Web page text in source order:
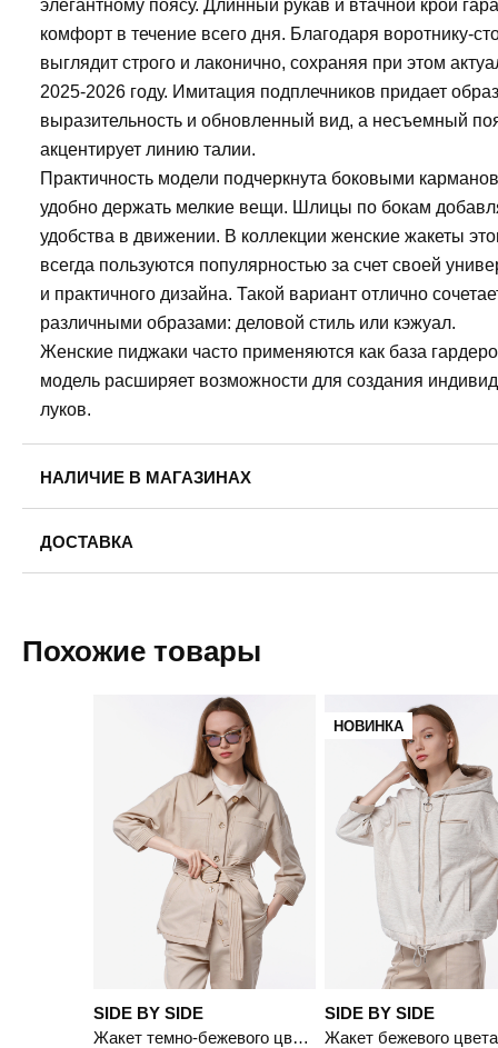
элегантному поясу. Длинный рукав и втачной крой
комфорт в течение всего дня. Благодаря воротнику-
выглядит строго и лаконично, сохраняя при этом
2025-2026 году. Имитация подплечников придает
выразительность и обновленный вид, а несъемный
акцентирует линию талии.
Практичность модели подчеркнута боковыми
удобно держать мелкие вещи. Шлицы по бокам
удобства в движении. В коллекции женские жакеты
всегда пользуются популярностью за счет своей
и практичного дизайна. Такой вариант отлично
различными образами: деловой стиль или кэжуал.
Женские пиджаки часто применяются как база
модель расширяет возможности для создания
луков.
НАЛИЧИЕ В МАГАЗИНАХ
42
ДОСТАВКА
Пермь — бесплатно
Доставка в другие города
Похожие товары
SIDE BY SIDE
Жакет темно-бежевого цвета с рукавом 3/4 из смесового хлопка
НОВИНКА
SIDE BY SIDE